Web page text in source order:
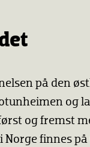
på den
og
og fremst
Norge finnes